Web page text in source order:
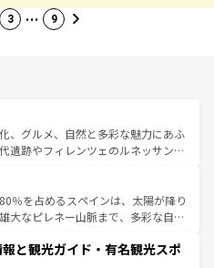
3 … 9
、グルメ、自然と多彩な魅力にあふ
遺跡やフィレンツェのルネッサンス
しい田園風景やアマルフィ海岸の絶
逃せない。観光の合間には、本場の
品のイタリア料理を堪能することも
で、忘れられない旅をしてみよう！
情報は
％を占めるスペインは、太陽が降り
大なピレネー山脈まで、多彩な自然
は、情熱的なフラメンコ、熱気あふ
と観光ガイド・有名観光スポ